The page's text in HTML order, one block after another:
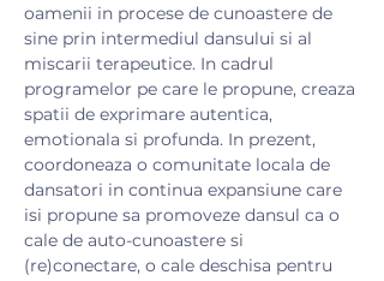
oamenii in procese de cunoastere de
sine prin intermediul dansului si al
miscarii terapeutice. In cadrul
programelor pe care le propune, creaza
spatii de exprimare autentica,
emotionala si profunda. In prezent,
coordoneaza o comunitate locala de
dansatori in continua expansiune care
isi propune sa promoveze dansul ca o
cale de auto-cunoastere si
(re)conectare, o cale deschisa pentru